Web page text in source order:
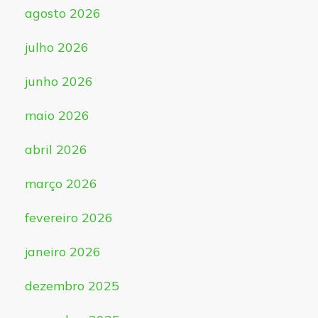
agosto 2026
julho 2026
junho 2026
maio 2026
abril 2026
março 2026
fevereiro 2026
janeiro 2026
dezembro 2025